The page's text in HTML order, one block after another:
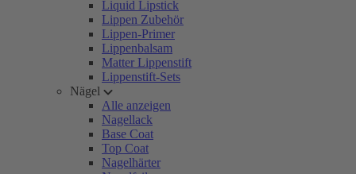
Liquid Lipstick
Lippen Zubehör
Lippen-Primer
Lippenbalsam
Matter Lippenstift
Lippenstift-Sets
Nägel
Alle anzeigen
Nagellack
Base Coat
Top Coat
Nagelhärter